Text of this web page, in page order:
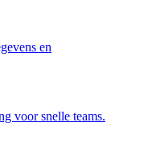
en
voor snelle teams.